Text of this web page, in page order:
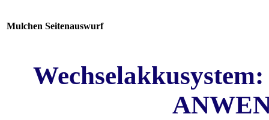
Mulchen Seitenauswurf